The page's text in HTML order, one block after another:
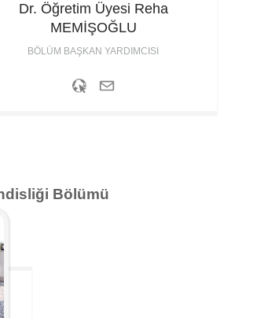
Dr. Öğretim Üyesi Reha
MEMİŞOĞLU
BÖLÜM BAŞKAN YARDIMCISI
Bölümü